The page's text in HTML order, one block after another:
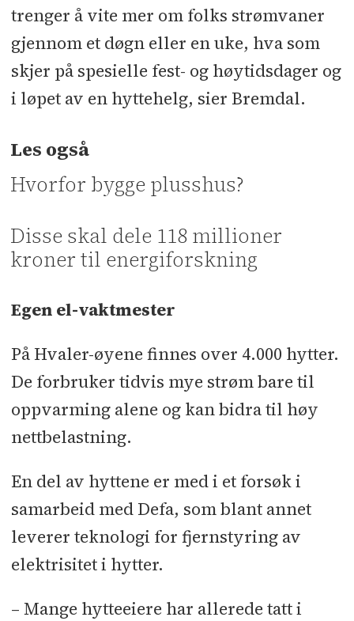
trenger å vite mer om folks strømvaner
gjennom et døgn eller en uke, hva som
skjer på spesielle fest- og høytidsdager og
i løpet av en hyttehelg, sier Bremdal.
Les også
Hvorfor bygge plusshus?
Disse skal dele 118 millioner
kroner til energiforskning
Egen el-vaktmester
På Hvaler-øyene finnes over 4.000 hytter.
De forbruker tidvis mye strøm bare til
oppvarming alene og kan bidra til høy
nettbelastning.
En del av hyttene er med i et forsøk i
samarbeid med Defa, som blant annet
leverer teknologi for fjernstyring av
elektrisitet i hytter.
– Mange hytteeiere har allerede tatt i